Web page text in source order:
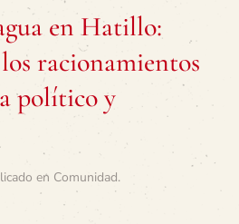
en Hatillo:
racionamientos
político y
en Comunidad.